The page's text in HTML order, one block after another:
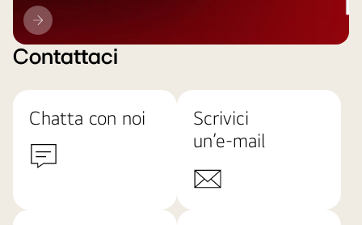
Aggiornamento
LG
Contattaci
Chatta con noi
Scrivici
un’e-mail